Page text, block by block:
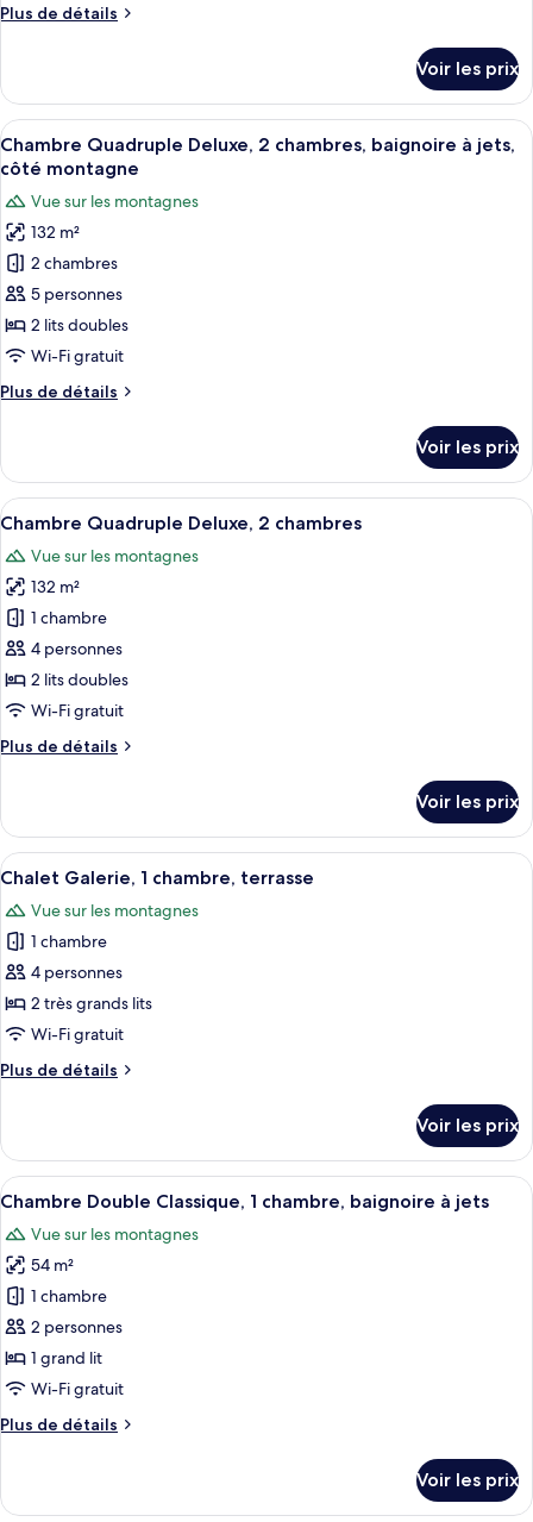
chambre :
Deluxe
(Euro)
Plus de détails
Plus
le
type
de
chambre
Double
Deluxe
(Euro)
Voir les prix
Afficher
toutes
photos
pour
ce
type
de
chambre :
Quadruple
chambres,
baignoire
jets,
côté
montagne
Une chambre d’hôtel avec un
20
Chambre Quadruple Deluxe, 2 chambres, baignoire à jets,
côté montagne
Vue sur les montagnes
132 m²
2 chambres
5 personnes
2 lits doubles
Wi-Fi gratuit
Plus de détails
Plus
le
type
de
Chambre
Quadruple
Deluxe,
2
chambres,
baignoire
à
jets,
montagne
Voir les prix
Afficher
toutes
les
photos
pour
ce
type
de
chambre :
Chambre
2
chambres
Une chambre spacieuse avec un lit à
14
Chambre Quadruple Deluxe, 2 chambres
Vue sur les montagnes
132 m²
1 chambre
4 personnes
2 lits doubles
Wi-Fi gratuit
Plus de détails
Plus
le
type
de
Chambre
Quadruple
Deluxe,
2
chambres
Voir les prix
Afficher
toutes
les
photos
pour
ce
type
chambre :
chambre,
terrasse
Une pièce aménagée comme un
7
Chalet Galerie, 1 chambre, terrasse
Vue sur les montagnes
1 chambre
4 personnes
2 très grands lits
Wi-Fi gratuit
Plus de détails
Plus
le
type
de
Chalet
Galerie,
chambre,
terrasse
Voir les prix
Afficher
toutes
les
photos
pour
ce
type
de
chambre :
Chambre
Une chambre d’hôtel avec un lit, un
7
Chambre Double Classique, 1 chambre, baignoire à jets
Vue sur les montagnes
54 m²
1 chambre
2 personnes
1 grand lit
Wi-Fi gratuit
Plus de détails
Plus
le
Voir les prix